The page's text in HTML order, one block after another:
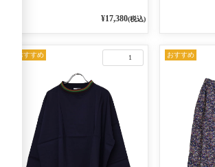
¥17,380(税込)
1
おすすめ おすすめ